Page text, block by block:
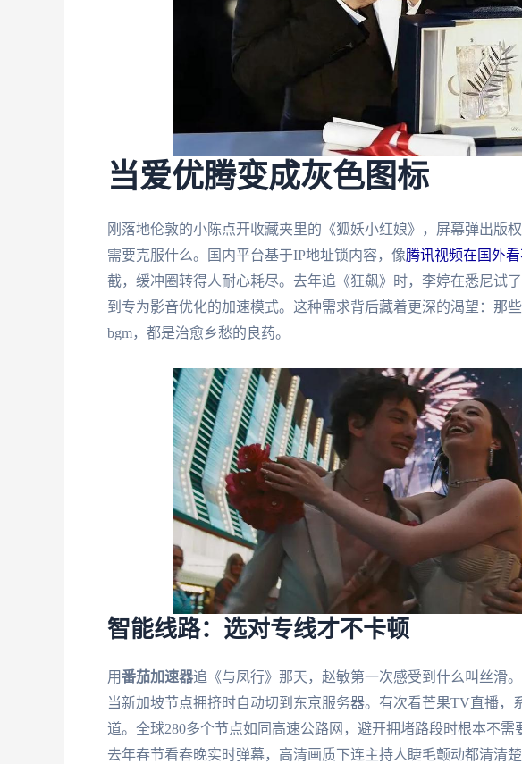
当爱优腾变成灰色图标
刚落地伦敦的小陈点开收藏夹里的《狐妖小红娘》，屏幕弹出版
需要克服什么。国内平台基于IP地址锁内容，像腾讯视频在国外
截，缓冲圈转得人耐心耗尽。去年追《狂飙》时，李婷在悉尼试
到专为影音优化的加速模式。这种需求背后藏着更深的渴望：那
bgm，都是治愈乡愁的良药。
智能线路：选对专线才不卡顿
用番茄加速器追《与凤行》那天，赵敏第一次感受到什么叫丝滑
当新加坡节点拥挤时自动切到东京服务器。有次看芒果TV直播，
道。全球280多个节点如同高速公路网，避开拥堵路段时根本不需
去年春节看春晚实时弹幕，高清画质下连主持人睫毛颤动都清清楚